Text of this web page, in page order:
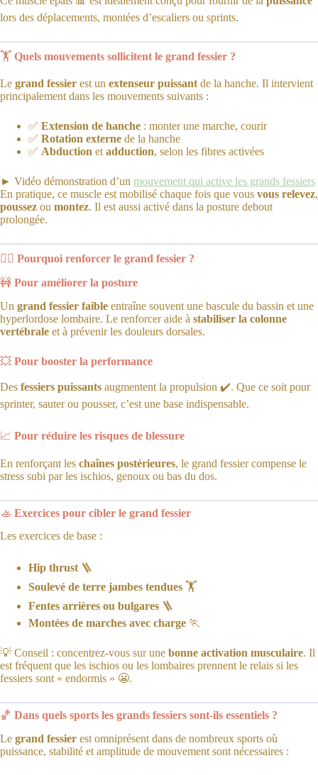
lors des déplacements, montées d’escaliers ou sprints.
🏋️ Quels mouvements sollicitent le grand fessier ?
Le grand fessier est un extenseur puissantde la hanche. Il intervient
principalement dans les mouvements suivants :
✅ Extension de hanche : monter une marche, courir
✅ Rotation externe de la hanche
✅ Abduction etadduction, selon les fibres activées
► Vidéo démonstration d’un mouvement qui active les grands fessiers
En pratique, ce muscle est mobilisé chaque fois que vous vous relevez,
poussez ou montez. Il est aussi activé dans la posture debout
prolongée.
🏋️‍♂️ Pourquoi renforcer le grand fessier ?
🚧 Pour améliorer la posture
Un grand fessier faible entraîne souvent une bascule du bassin et une
hyperlordose lombaire. Le renforcer aide à stabiliser la colonne
vertébrale et à prévenir les douleurs dorsales.
💥 Pour booster la performance
Des fessiers puissants augmentent la propulsion ✔️. Que ce soit pour
sprinter, sauter ou pousser, c’est une base indispensable.
📈 Pour réduire les risques de blessure
En renforçant les chaînes postérieures, le grand fessier compense le
stress subi par les ischios, genoux ou bas du dos.
🚣 Exercices pour cibler le grand fessier
Les exercices de base :
Hip thrust🪜
Soulevé de terre jambes tendues 🏋️
Fentes arrières ou bulgares 🪜
Montées de marches avec charge 🏃
💡 Conseil : concentrez-vous sur une bonne activation musculaire. Il
est fréquent que les ischios ou les lombaires prennent le relais si les
fessiers sont « endormis » 😬.
🏀 Dans quels sports les grands fessiers sont-ils essentiels ?
Le grand fessier est omniprésent dans de nombreux sports où
puissance, stabilité et amplitude de mouvement sont nécessaires :